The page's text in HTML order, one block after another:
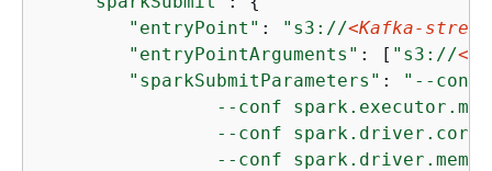
"entryPoint" : "s3://<Kafka-
"entryPointArguments" : [ "s3://
"sparkSubmitParameters" :
"--conf
--conf
--conf
--conf